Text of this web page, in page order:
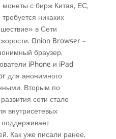
монеты с бирж Китая, ЕС,
никаких
в Сети
Onion Browser –
браузер,
iPhone и iPad
для анонимного
Вторым по
сети стало
внутрисетевых
поддерживает
Как уже писали ранее,